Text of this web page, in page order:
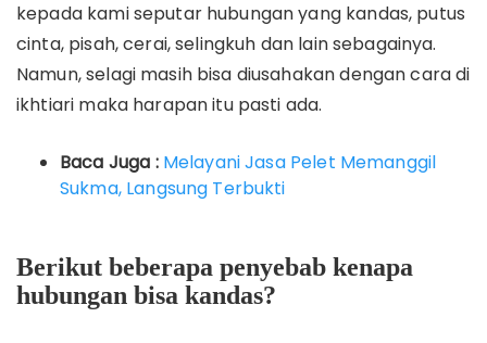
kepada kami seputar hubungan yang kandas, putus
cinta, pisah, cerai, selingkuh dan lain sebagainya.
Namun, selagi masih bisa diusahakan dengan cara di
ikhtiari maka harapan itu pasti ada.
Baca Juga : Melayani Jasa Pelet Memanggil
Sukma, Langsung Terbukti
Berikut beberapa penyebab kenapa
hubungan bisa kandas?